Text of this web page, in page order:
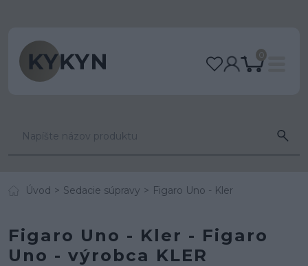
0
Úvod Sedacie súpravy Figaro Uno - Kler
Figaro Uno - Kler - Figaro
Uno - výrobca KLER